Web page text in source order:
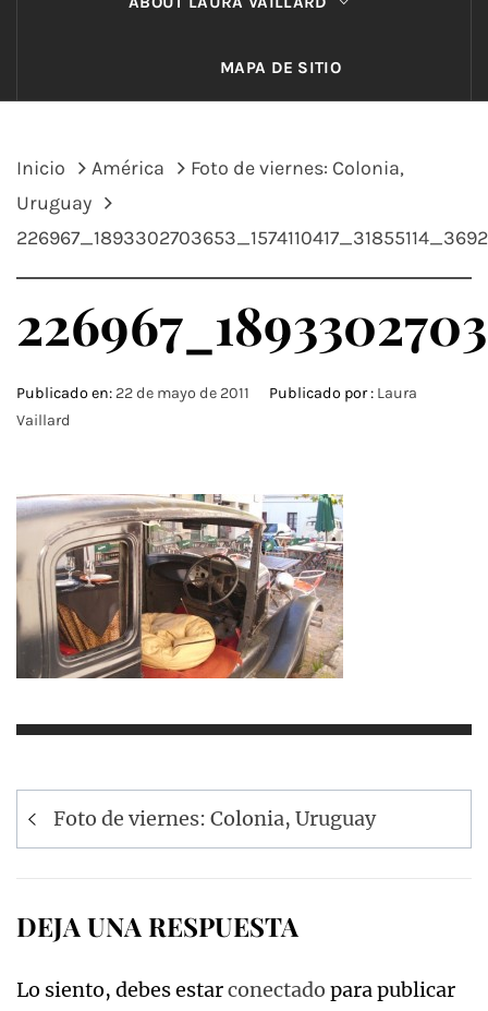
MAPA DE SITIO
Inicio América
Foto de viernes: Colonia,
Uruguay
Publicado en: 22 de mayo de 2011 Publicado por : Laura
Vaillard
Navegación
de
Foto de viernes: Colonia, Uruguay
DEJA UNA RESPUESTA
Lo siento, debes estarconectado para publicar